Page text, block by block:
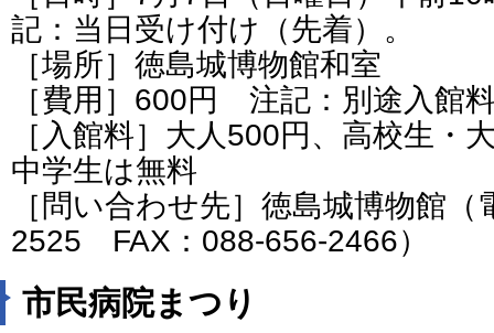
記：当日受け付け（先着）。
［場所］徳島城博物館和室
［費用］600円 注記：別途入館
［入館料］大人500円、高校生・
中学生は無料
［問い合わせ先］徳島城博物館
2525 FAX：088-656-2466）
市民病院まつり